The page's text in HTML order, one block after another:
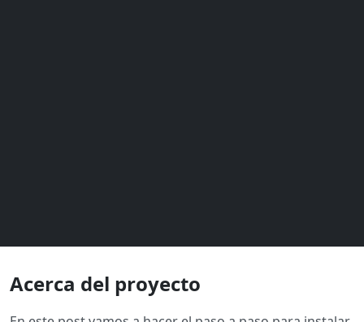
Acerca del proyecto